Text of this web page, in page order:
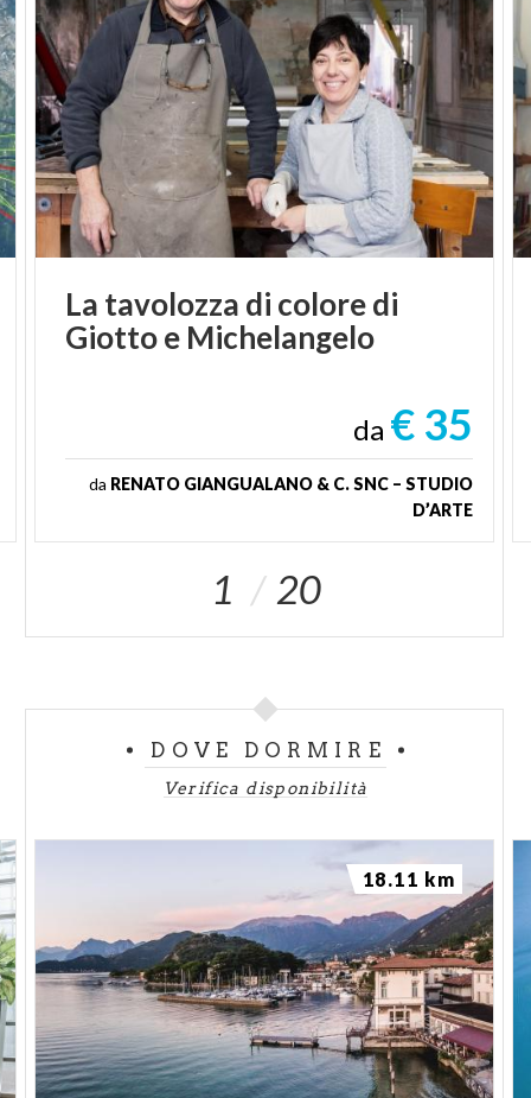
La tavolozza di coloredi
Giottoe Michelangelo
da € 35
da RENATO GIANGUALANO & C. SNC – STUDIO
D’ARTE
1 20
DOVE DORMIRE
Verifica disponibilità
18.11 km